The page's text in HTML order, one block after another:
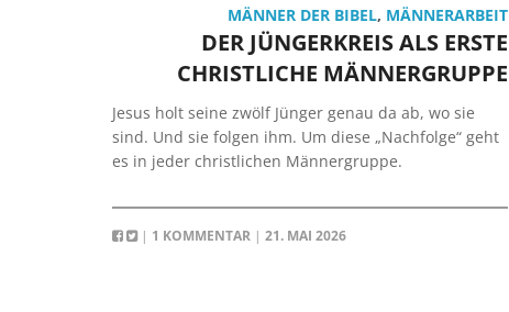
MÄNNER DER BIBEL, MÄNNERARBEIT
DER JÜNGERKREIS ALS ERSTE
CHRISTLICHE MÄNNERGRUPPE
Jesus holt seine zwölf Jünger genau da ab, wo sie
sind. Und sie folgen ihm. Um diese „Nachfolge“ geht
es in jeder christlichen Männergruppe.
| 1 KOMMENTAR | 21. MAI 2026